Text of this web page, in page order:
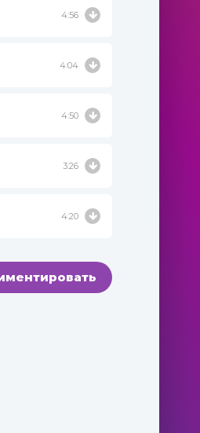
4:56
4:04
4:50
3:26
4:20